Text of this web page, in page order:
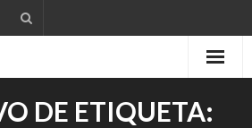
DE ETIQUETA: